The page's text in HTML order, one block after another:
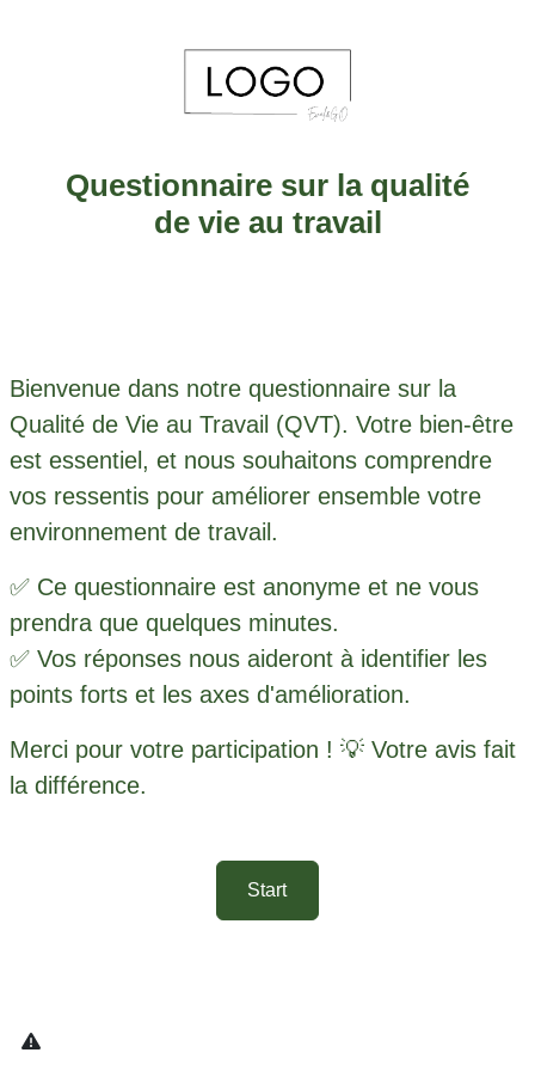
Questionnaire sur la qualité
de vie au travail
Bienvenue dans notre questionnaire sur la
Qualité de Vie au Travail (QVT). Votre bien-être
est essentiel, et nous souhaitons comprendre
vos ressentis pour améliorer ensemble votre
environnement de travail.
✅ Ce questionnaire est anonyme et ne vous
prendra que quelques minutes.
✅ Vos réponses nous aideront à identifier les
points forts et les axes d'amélioration.
Merci pour votre participation ! 💡 Votre avis fait
la différence.
Start